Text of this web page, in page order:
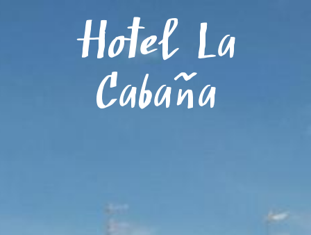
Hotel La
Cabaña